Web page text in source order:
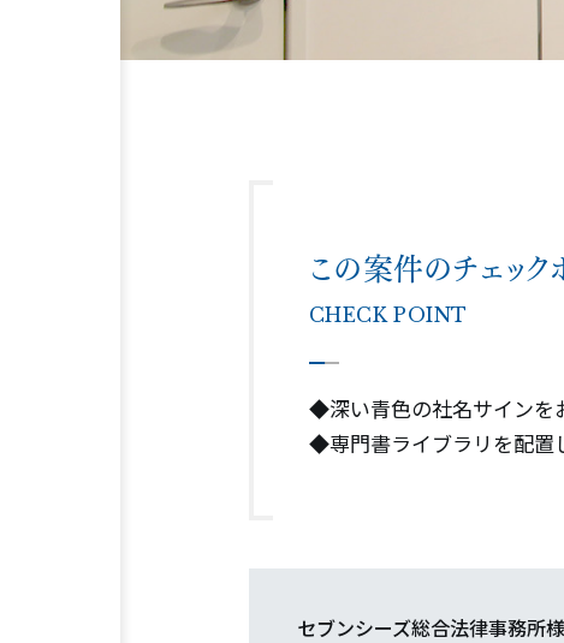
この案件のチェック
CHECK POINT
◆深い青色の社名サインを
◆専門書ライブラリを配置
セブンシーズ総合法律事務所